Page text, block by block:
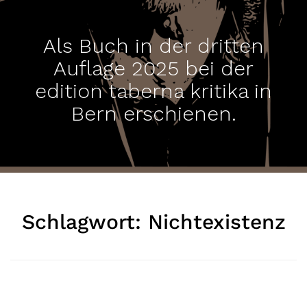
Als Buch in der dritten
Auflage 2025 bei der
edition taberna kritika in
Bern erschienen.
Schlagwort: Nichtexistenz